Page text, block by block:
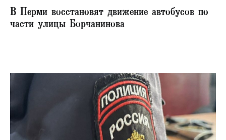
В Перми восстановят движение автобусов по
части улицы Борчанинова